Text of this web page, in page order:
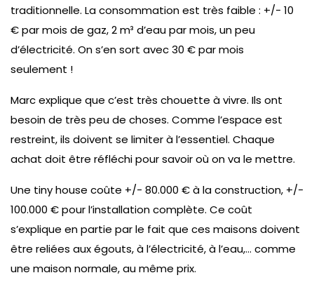
traditionnelle. La consommation est très faible : +/- 10
€ par mois de gaz, 2 m³ d’eau par mois, un peu
d’électricité. On s’en sort avec 30 € par mois
seulement !
Marc explique que c’est très chouette à vivre. Ils ont
besoin de très peu de choses. Comme l’espace est
restreint, ils doivent se limiter à l’essentiel. Chaque
achat doit être réfléchi pour savoir où on va le mettre.
Une tiny house coûte +/- 80.000 € à la construction, +/-
100.000 € pour l’installation complète. Ce coût
s’explique en partie par le fait que ces maisons doivent
être reliées aux égouts, à l’électricité, à l’eau,… comme
une maison normale, au même prix.